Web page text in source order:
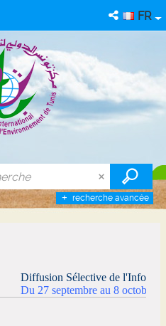
FR
recherche avancée